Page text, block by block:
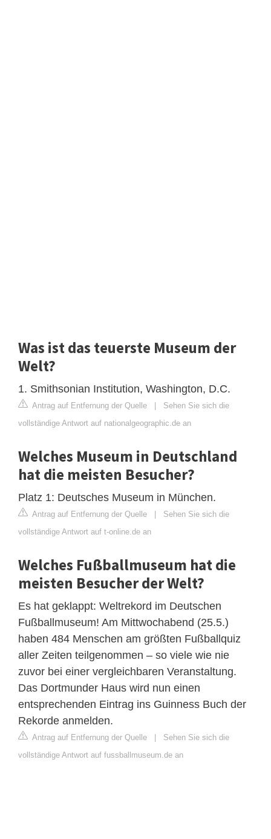
Was ist das teuerste Museum der
Welt?
1. Smithsonian Institution, Washington, D.C.
Antrag auf Entfernung der Quelle | Sehen Sie sich die
vollständige Antwort auf nationalgeographic.de an
Welches Museum in Deutschland
hat die meisten Besucher?
Platz 1: Deutsches Museum in München.
Antrag auf Entfernung der Quelle | Sehen Sie sich die
vollständige Antwort auf t-online.de an
Welches Fußballmuseum hat die
meisten Besucher der Welt?
Es hat geklappt: Weltrekord im Deutschen
Fußballmuseum! Am Mittwochabend (25.5.)
haben 484 Menschen am größten Fußballquiz
aller Zeiten teilgenommen – so viele wie nie
zuvor bei einer vergleichbaren Veranstaltung.
Das Dortmunder Haus wird nun einen
entsprechenden Eintrag ins Guinness Buch der
Rekorde anmelden.
Antrag auf Entfernung der Quelle | Sehen Sie sich die
vollständige Antwort auf fussballmuseum.de an